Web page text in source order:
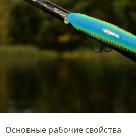
Основные рабочие свойства